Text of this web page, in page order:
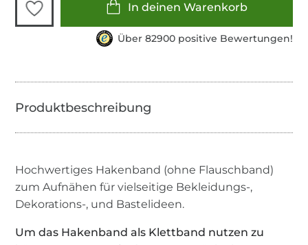
In deinen Warenkorb
Über 82900 positive Bewertungen!
Hochwertiges Hakenband (ohne Flauschband)
zum Aufnähen für vielseitige Bekleidungs-,
Dekorations-, und Bastelideen.
Um das Hakenband als Klettband nutzen zu